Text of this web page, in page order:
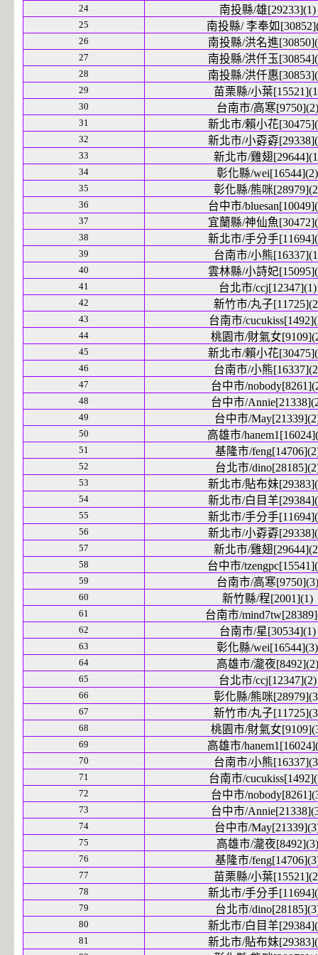
24 南投縣/雄[29233](1)
25 南投縣/ 李奉如
26 南投縣/洪名進
27 南投縣/洪仟玉
28 南投縣/洪仟惠
29 苗栗縣/小葉
30 台南市/高寒[9750](2)
31 新北市/賴小花
32 新北市/小孬孬
33 新北市/雞翅
34 彰化縣/wei[16544](2)
35 彰化縣/熊咪
36 台中市/
37 宜蘭縣/神仙魚
38 新北市/手分手
39 台南市/小熊
40 雲林縣/小詩妃
41 台北市/ccj[12347](1)
42 新竹市/丸子
43 台南市/
44 桃園市/財氣女
45 新北市/賴小花
46 台南市/小熊
47 台中市/
48 台中市/
49 台中市/
50 高雄市/
51 基隆市/
52 台北市/
53 新北市/貼布妹
54 新北市/白目羊
55 新北市/手分手
56 新北市/小孬孬
57 新北市/雞翅
58 台中市/
59 台南市/高寒[9750](3)
60 新竹縣/程[2001](1)
61 台南市/
62 台南市/星[30534](1)
63 彰化縣/wei[16544](3)
64 高雄市/瀧夜[8492](2)
65 台北市/ccj[12347](2)
66 彰化縣/熊咪
67 新竹市/丸子
68 桃園市/財氣女
69 高雄市/
70 台南市/小熊
71 台南市/
72 台中市/
73 台中市/
74 台中市/
75 高雄市/瀧夜[8492](3)
76 基隆市/
77 苗栗縣/小葉
78 新北市/手分手
79 台北市/
80 新北市/白目羊
81 新北市/貼布妹